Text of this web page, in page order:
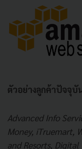
ตัวอย่างลูกค้าปัจจุบั
Advanced Info
Money, iTruemart,
and Resorts,